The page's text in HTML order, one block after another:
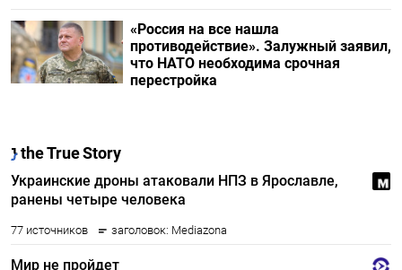
«Россия на все нашла
противодействие». Залужный заявил,
что НАТО необходима срочная
перестройка